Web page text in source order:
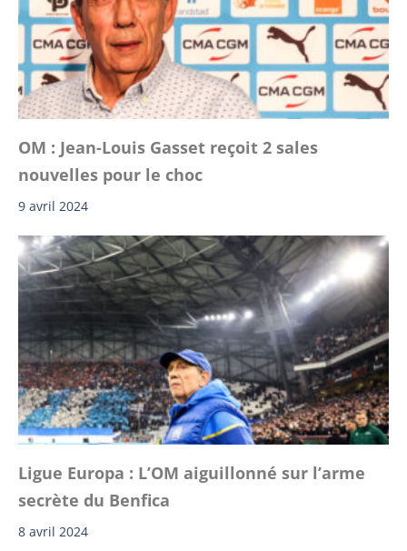
OM : Jean-Louis Gasset reçoit 2 sales
nouvelles pour le choc
9 avril 2024
Ligue Europa : L’OM aiguillonné sur l’arme
secrète du Benfica
8 avril 2024